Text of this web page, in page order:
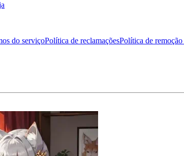
do serviçoPolítica de reclamaçõesPolítica de